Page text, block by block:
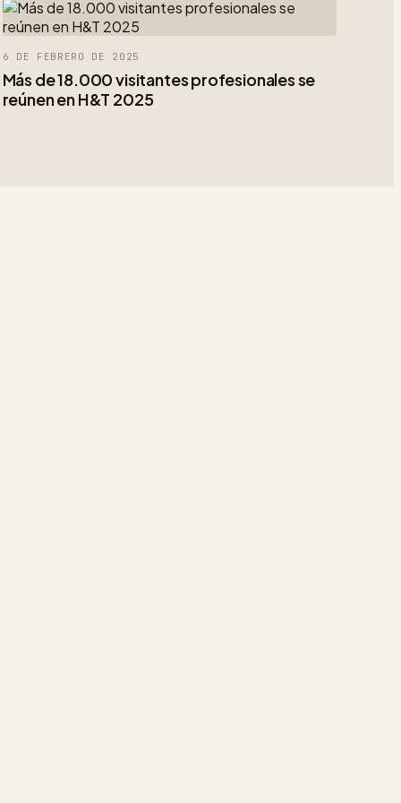
6 DE FEBRERO DE 2025
Más de 18.000 visitantes profesionales se
reúnen en H&T 2025